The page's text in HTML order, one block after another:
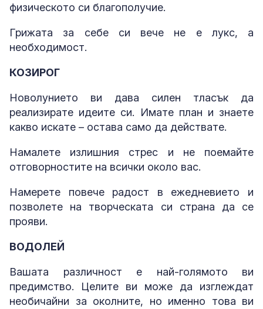
физическото си благополучие.
Грижата за себе си вече не е лукс, а
необходимост.
КОЗИРОГ
Новолунието ви дава силен тласък да
реализирате идеите си. Имате план и знаете
какво искате – остава само да действате.
Намалете излишния стрес и не поемайте
отговорностите на всички около вас.
Намерете повече радост в ежедневието и
позволете на творческата си страна да се
прояви.
ВОДОЛЕЙ
Вашата различност е най-голямото ви
предимство. Целите ви може да изглеждат
необичайни за околните, но именно това ви